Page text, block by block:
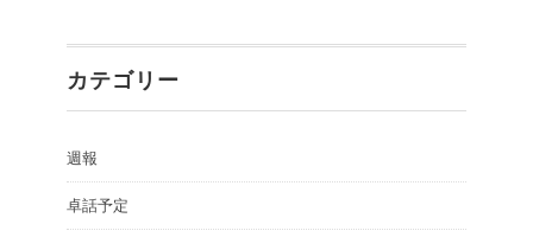
カテゴリー
週報
卓話予定